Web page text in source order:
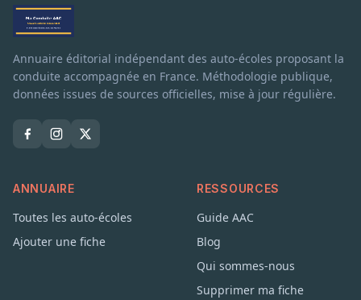
Annuaire éditorial indépendant des auto-écoles proposant la
conduite accompagnée en France. Méthodologie publique,
données issues de sources officielles, mise à jour régulière.
ANNUAIRE
Toutes les auto-écoles
Ajouter une fiche
RESSOURCES
Guide AAC
Blog
Qui sommes-nous
Supprimer ma fiche